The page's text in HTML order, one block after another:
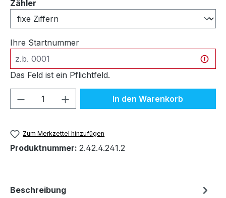
Zähler
Ihre Startnummer
Das Feld ist ein Pflichtfeld.
Produkt Anzahl: Gib denIn den Warenkorb
Zum Merkzettel hinzufügen
Produktnummer: 2.42.4.241.2
Beschreibung